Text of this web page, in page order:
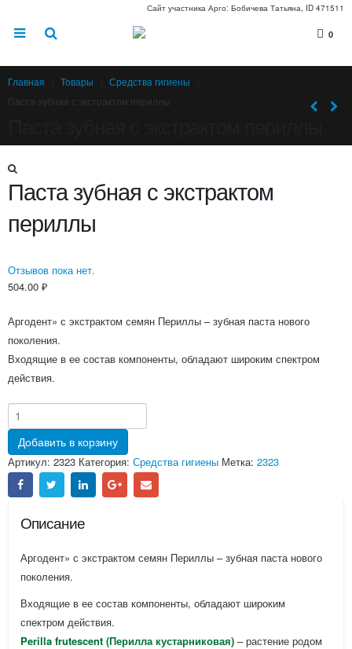
Сайт участника Арго: Бобичева Татьяна, ID 471511
0
Главная Товары
Средства гигиены
Паста зубная с экстрактом периллы
Паста зубная с экстрактом
периллы
Отзывов пока нет.
504.00 ₽
Аргодент» с экстрактом семян Периллы – зубная паста нового
поколения.
Входящие в ее состав компоненты, обладают широким спектром
действия.
Добавить в корзину
Артикул: 2323 Категория: Средства гигиены Метка: 2323
Описание
Аргодент» с экстрактом семян Периллы – зубная паста нового
поколения.
Входящие в ее состав компоненты, обладают широким
спектром действия.
Perilla frutescent (Перилла кустарниковая) – растение родом